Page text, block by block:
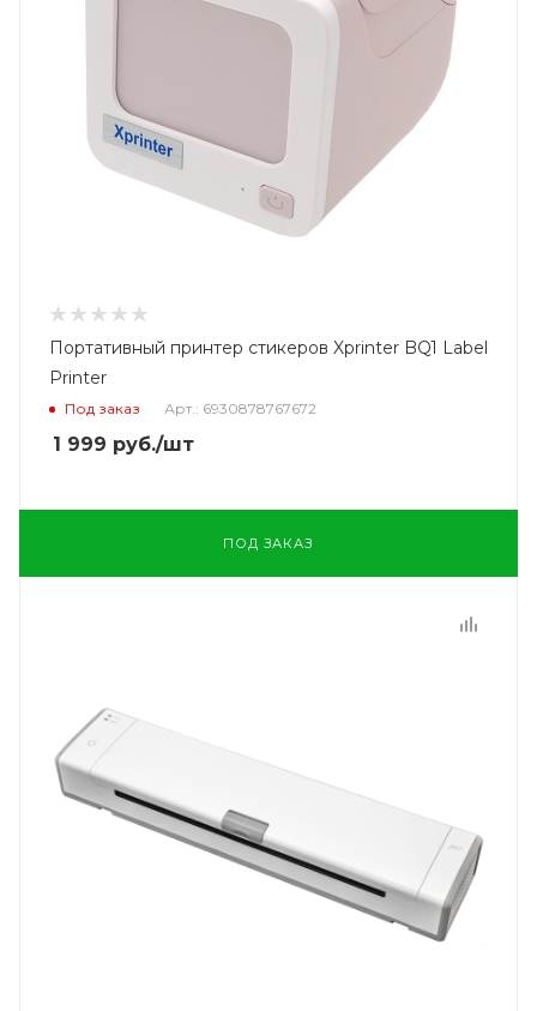
Портативный принтер стикеров Xprinter BQ1 Label
Printer
Под заказ Арт.: 6930878767672
1 999 руб./шт
ПОД ЗАКАЗ